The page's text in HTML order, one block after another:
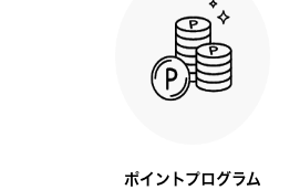
ポイントプログラム